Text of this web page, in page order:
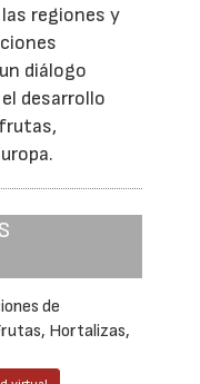
regiones y
diálogo
desarrollo
de
Hortalizas,